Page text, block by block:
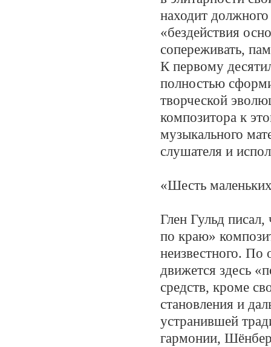
находит должного
«бездействия
сопереживать,
К первому
полностью
творческой
композитора к
музыкального
слушателя и
«Шесть
Глен Гульд
по краю»
неизвестного.
движется здесь
средств, кроме
становления и
устранившей
гармонии,